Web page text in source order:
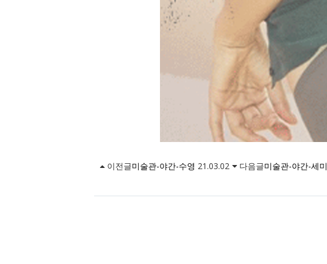
이전글미술관-야간-수영 21.03.02 다음글미술관-야간-세미